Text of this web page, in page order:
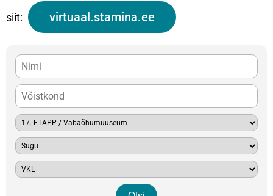
siit:
virtuaal.stamina.ee